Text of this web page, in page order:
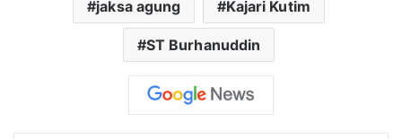
jaksa agung Kajari Kutim
ST Burhanuddin